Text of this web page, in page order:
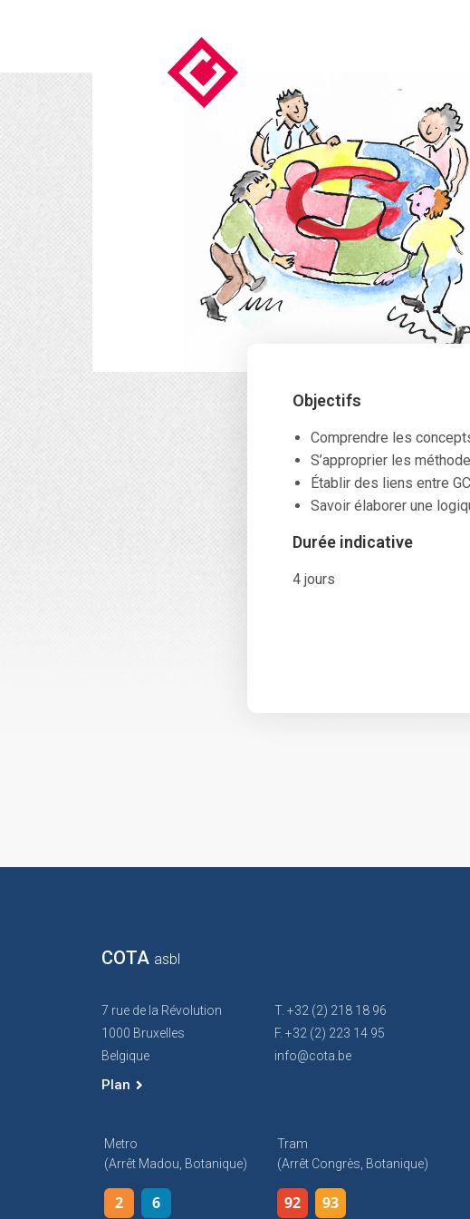
Objectifs
Comprendre les
S’approprier les
Établir des liens entre
Savoir élaborer une
Durée indicative
4 jours
COTA asbl
7 rue de la Révolution
1000 Bruxelles
Belgique
Plan
T. +32 (2) 218 18 96
F. +32 (2) 223 14 95
info@cota.be
Metro
(arrêt Madou, Botanique)
2 6
Tram
(arrêt Congrès, Botanique)
92 93